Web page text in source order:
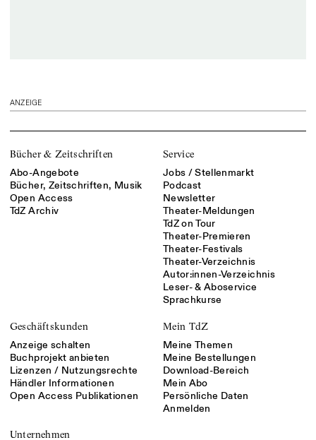
ANZEIGE
Bücher & Zeitschriften
Abo-Angebote
Bücher, Zeitschriften, Musik
Open Access
TdZ Archiv
Service
Jobs / Stellenmarkt
Podcast
Newsletter
Theater-Meldungen
TdZ on Tour
Theater-Premieren
Theater-Festivals
Theater-Verzeichnis
Autor:innen-Verzeichnis
Leser- & Aboservice
Sprachkurse
Geschäftskunden
Anzeige schalten
Buchprojekt anbieten
Lizenzen / Nutzungsrechte
Händler Informationen
Open Access Publikationen
Mein TdZ
Meine Themen
Meine Bestellungen
Download-Bereich
Mein Abo
Persönliche Daten
Anmelden
Unternehmen